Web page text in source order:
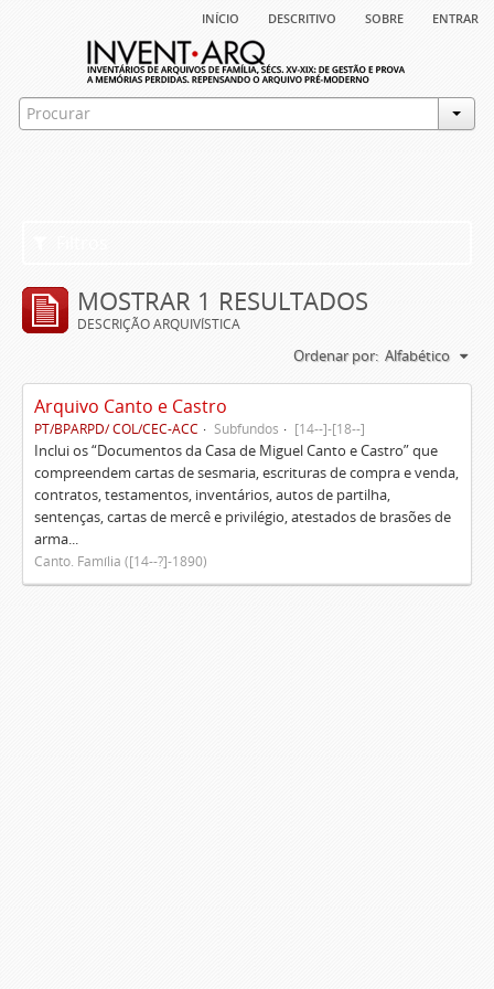
início descritivo sobre entrar
MOSTRAR 1 RESULTADOS
DESCRIÇÃO ARQUIVÍSTICA
Ordenar por: Alfabético
Arquivo Canto e Castro
PT/BPARPD/ COL/CEC-ACC Subfundos [14--]-[18--]
Inclui os “Documentos da Casa de Miguel Canto e Castro” que
compreendem cartas de sesmaria, escrituras de compra e venda,
contratos, testamentos, inventários, autos de partilha,
sentenças, cartas de mercê e privilégio, atestados de brasões de
arma...
Canto. Família ([14--?]-1890)